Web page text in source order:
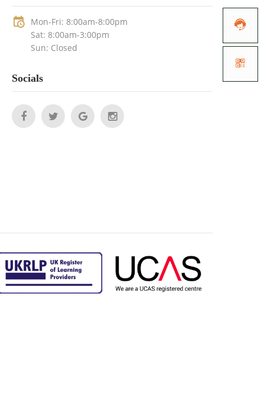
Mon-Fri: 8:00am-8:00pm
Sat: 8:00am-3:00pm
Sun: Closed
Socials

